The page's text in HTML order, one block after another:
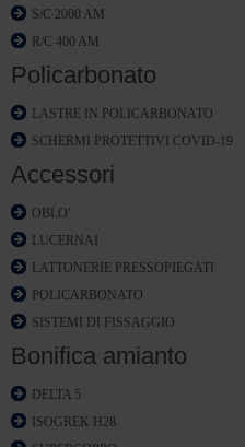
S/C 2000 AM
R/C 400 AM
Policarbonato
LASTRE IN POLICARBONATO
SCHERMI PROTETTIVI COVID-19
Accessori
OBLO'
LUCERNAI
LATTONERIE PRESSOPIEGATI
POLICARBONATO
SISTEMI DI FISSAGGIO
Bonifica amianto
DELTA 5
ISOGREK H28